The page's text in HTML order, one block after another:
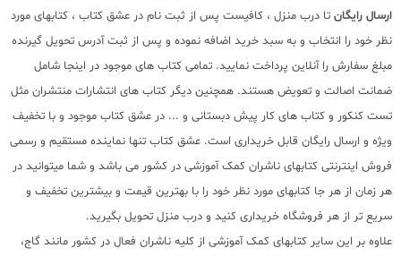
ارسال رایگان تا درب منزل ، کافیست پس از ثبت نام در عشق کتاب ، کتابهای مورد
نظر خود را انتخاب و به سبد خرید اضافه نموده و پس از ثبت آدرس تحویل گیرنده
مبلغ سفارش را آنلاین پرداخت نمایید. تمامی کتاب های موجود در اینجا شامل
ضمانت اصالت و تعویض هستند. همچنین دیگر کتاب های انتشارات منتشران مثل
تست کنکور و کتاب های کار پیش دبستانی و ... در عشق کتاب موجود و با تخفیف
ویژه و ارسال رایگان قابل خریداری است. عشق کتاب تنها نماینده مستقیم و رسمی
فروش اینترنتی کتابهای ناشران کمک آموزشی در کشور می باشد و شما میتوانید در
هر زمان از هر جا کتابهای مورد نظر خود را با بهترین قیمت و بیشترین تخفیف و
سریع تر از هر فروشگاه خریداری کنید و درب منزل تحویل بگیرید.
علاوه بر این سایر کتابهای کمک آموزشی از کلیه ناشران فعال در کشور مانند گاج،